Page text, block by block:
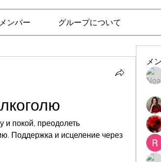
メンバー グループについて
и покой, преодолеть
Поддержка и исцеление через
メ